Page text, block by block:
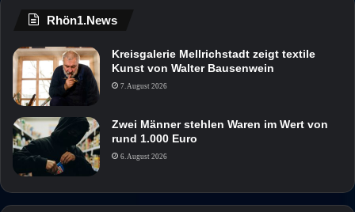
Rhön1.News
Kreisgalerie Mellrichstadt zeigt textile
Kunst von Walter Bausenwein
7. August 2026
Zwei Männer stehlen Waren im Wert von
rund 1.000 Euro
6. August 2026